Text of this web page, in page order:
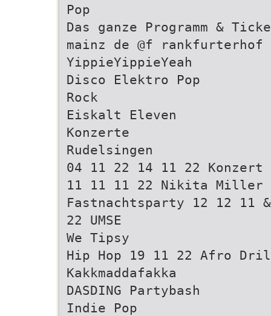
Pop
Das ganze Programm &
mainz de @f rankfurterhof
YippieYippieYeah
Disco Elektro Pop
Rock
Eiskalt Eleven
Konzerte
Rudelsingen
04 11 22 14 11 22
11 11 11 22 Nikita Miller
Fastnachtsparty 12 12 11
22 UMSE
We Tipsy
Hip Hop 19 11 22 Afro
Kakkmaddafakka
DASDING Partybash
Indie Pop